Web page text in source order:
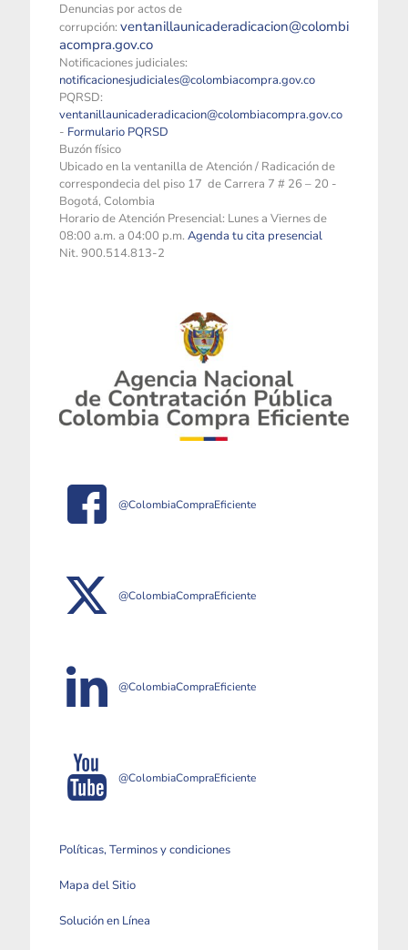
Denuncias por actos de
corrupción: ventanillaunicaderadicacion@colombi
acompra.gov.co
Notificaciones judiciales:
notificacionesjudiciales@colombiacompra.gov.co
PQRSD:
ventanillaunicaderadicacion@colombiacompra.gov.co
- Formulario PQRSD
Buzón físico
Ubicado en la ventanilla de Atención / Radicación de
correspondecia del piso 17 de Carrera 7 # 26 – 20 -
Bogotá, Colombia
Horario de Atención Presencial: Lunes a Viernes de
08:00 a.m. a 04:00 p.m. Agenda tu cita presencial
Nit. 900.514.813-2
@ColombiaCompraEficiente
@ColombiaCompraEficiente
@ColombiaCompraEficiente
@ColombiaCompraEficiente
Políticas, Terminos y condiciones
Mapa del Sitio
Solución en Línea